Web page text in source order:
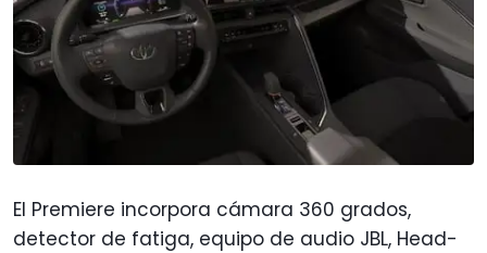
El Premiere incorpora cámara 360 grados,
detector de fatiga, equipo de audio JBL, Head-